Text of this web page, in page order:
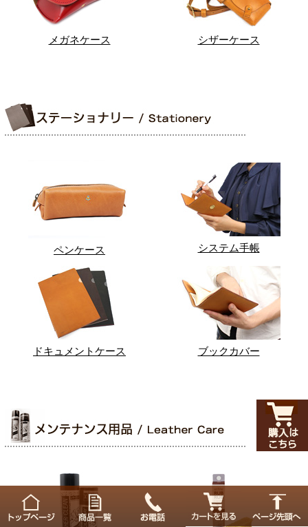
メガネケース シザーケース
ペンケース システム手帳
ドキュメントケース ブックカバー